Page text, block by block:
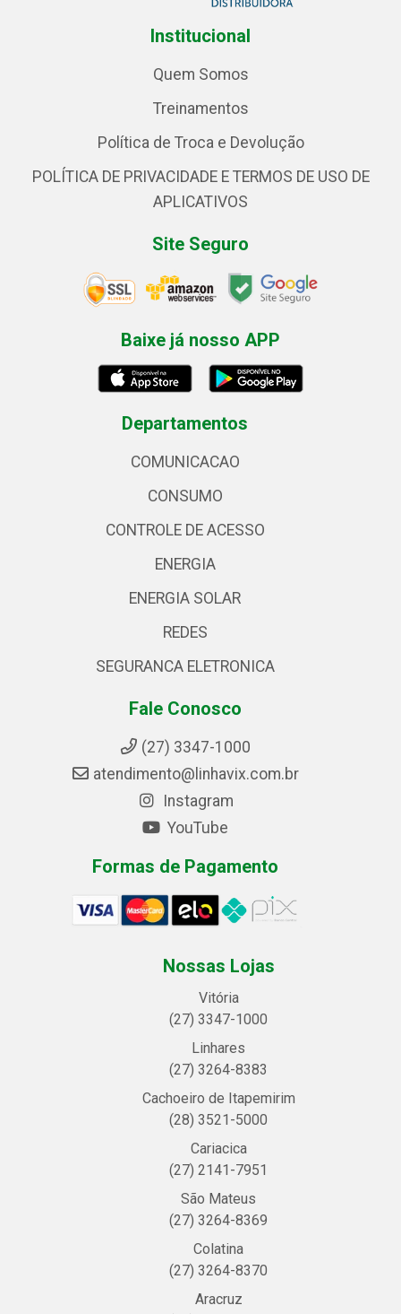
Institucional
Quem Somos
Treinamentos
Política de Troca e Devolução
POLÍTICA DE PRIVACIDADE E TERMOS DE USO DE
APLICATIVOS
Site Seguro
Baixe já nosso APP
Departamentos
COMUNICACAO
CONSUMO
CONTROLE DE ACESSO
ENERGIA
ENERGIA SOLAR
REDES
SEGURANCA ELETRONICA
Fale Conosco
(27) 3347-1000
atendimento@linhavix.com.br
Instagram
YouTube
Formas de Pagamento
Nossas Lojas
Vitória
(27) 3347-1000
Linhares
(27) 3264-8383
Cachoeiro de Itapemirim
(28) 3521-5000
Cariacica
(27) 2141-7951
São Mateus
(27) 3264-8369
Colatina
(27) 3264-8370
Aracruz